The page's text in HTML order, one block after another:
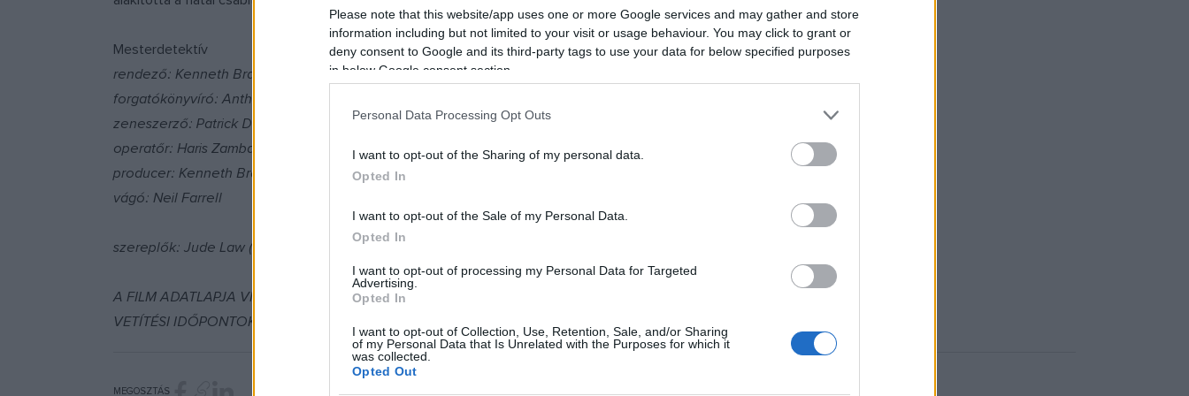
Please note that this website/app uses one or more Google services and may gather and store
information including but not limited to your visit or usage behaviour. You may click to grant or
deny consent to Google and its third-party tags to use your data for below specified purposes
in below Google consent section.
Personal Data Processing Opt Outs
I want to opt-out of the Sharing of my personal data.
Opted In
I want to opt-out of the Sale of my Personal Data.
Opted In
I want to opt-out of processing my Personal Data for Targeted
Advertising.
Opted In
I want to opt-out of Collection, Use, Retention, Sale, and/or Sharing
of my Personal Data that Is Unrelated with the Purposes for which it
was collected.
Opted Out
Mesterdetektív
rendező: Kenneth Branagh
forgatókönyvíró: Anthony Shaffer, Harold Pinter
zeneszerző: Patrick Doyle
operatőr: Haris Zambarloukos
producer: Kenneth Branagh, Simon Halfon, Jude Law, Simon Moseley, Marion Pilowsky, Tom Sternberg
vágó: Neil Farrell
szereplők: Jude Law (Milo Tindle), Michael Caine (Andrew Wyke)
A FILM ADATLAPJA VIDEO-ELŐZETESSEL, KÉPGALÉRIÁVAL,
VETÍTÉSI IDŐPONTOKKAL
MEGOSZTÁS